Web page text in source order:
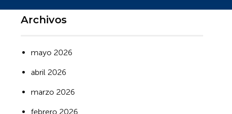
Archivos
mayo 2026
abril 2026
marzo 2026
febrero 2026